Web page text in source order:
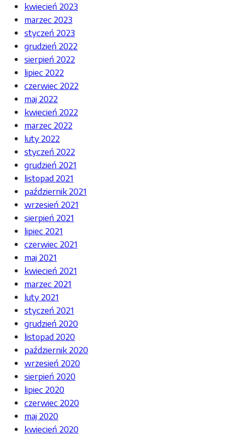
kwiecień 2023
marzec 2023
styczeń 2023
grudzień 2022
sierpień 2022
lipiec 2022
czerwiec 2022
maj 2022
kwiecień 2022
marzec 2022
luty 2022
styczeń 2022
grudzień 2021
listopad 2021
październik 2021
wrzesień 2021
sierpień 2021
lipiec 2021
czerwiec 2021
maj 2021
kwiecień 2021
marzec 2021
luty 2021
styczeń 2021
grudzień 2020
listopad 2020
październik 2020
wrzesień 2020
sierpień 2020
lipiec 2020
czerwiec 2020
maj 2020
kwiecień 2020